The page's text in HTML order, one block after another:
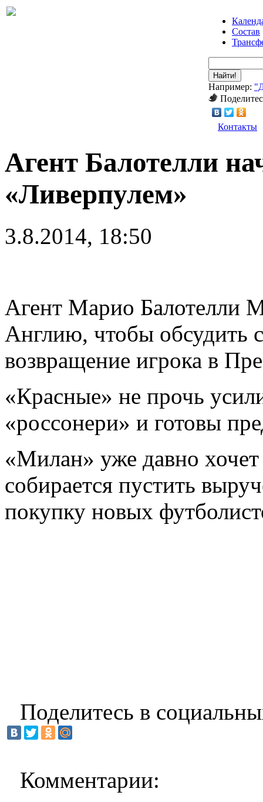
Состав
Найти!
Например:
Контакты
Агент Балотелли
«Ливерпулем»
3.8.2014, 18:50
Агент Марио Балотелли
Англию, чтобы обсудить
возвращение игрока в
«Красные» не прочь
«россонери» и готовы
«Милан» уже давно хочет
собирается пустить
покупку новых
Поделитесь в
Комментарии: